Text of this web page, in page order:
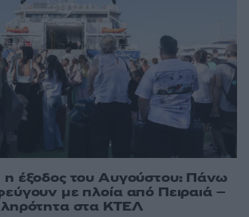
έξοδος του Αυγούστου: Πάνω
με πλοία από Πειραιά –
στα ΚΤΕΛ